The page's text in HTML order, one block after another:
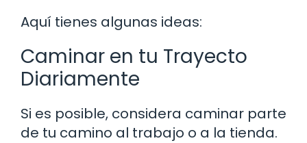
Aquí tienes algunas ideas:
Caminar en tu Trayecto
Diariamente
Si es posible, considera caminar parte
de tu camino al trabajo o a la tienda.